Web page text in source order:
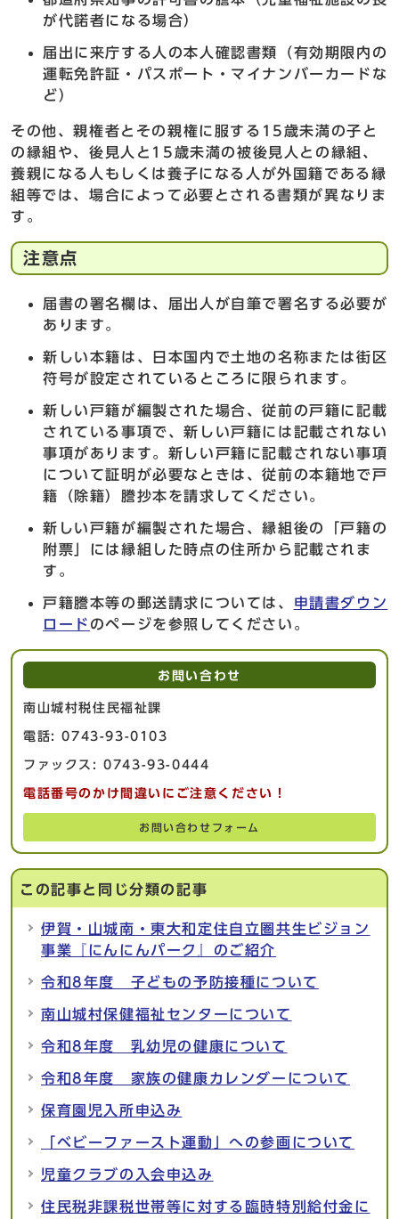
が代諾者になる場合）
届出に来庁する人の本人確認書類（有効期限内の
運転免許証・パスポート・マイナンバーカードな
ど）
その他、親権者とその親権に服する15歳未満の子と
の縁組や、後見人と15歳未満の被後見人との縁組、
養親になる人もしくは養子になる人が外国籍である縁
組等では、場合によって必要とされる書類が異なりま
す。
注意点
届書の署名欄は、届出人が自筆で署名する必要が
あります。
新しい本籍は、日本国内で土地の名称または街区
符号が設定されているところに限られます。
新しい戸籍が編製された場合、従前の戸籍に記載
されている事項で、新しい戸籍には記載されない
事項があります。新しい戸籍に記載されない事項
について証明が必要なときは、従前の本籍地で戸
籍（除籍）謄抄本を請求してください。
新しい戸籍が編製された場合、縁組後の「戸籍の
附票」には縁組した時点の住所から記載されま
す。
戸籍謄本等の郵送請求については、 申請書ダウン
ロード のページを参照してください。
お問い合わせ
南山城村税住民福祉課
電話: 0743-93-0103
ファックス: 0743-93-0444
電話番号のかけ間違いにご注意ください！
お問い合わせフォーム
この記事と同じ分類の記事
伊賀・山城南・東大和定住自立圏共生ビジョン
事業『にんにんパーク』のご紹介
令和8年度 子どもの予防接種について
南山城村保健福祉センターについて
令和8年度 乳幼児の健康について
令和8年度 家族の健康カレンダーについて
保育園児入所申込み
「ベビーファースト運動」への参画について
児童クラブの入会申込み
住民税非課税世帯等に対する臨時特別給付金に